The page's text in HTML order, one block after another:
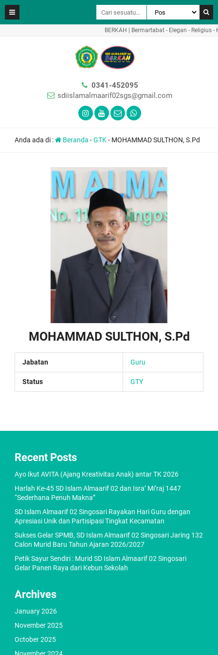
BERKAH | Bermartabat - Elegan - Religius -
0341-452095
sdiislamalmaarif02sgs@gmail.com
Anda ada di : Beranda -GTK- MOHAMMAD SULTHON, S.Pd
MOHAMMAD SULTHON, S.Pd
Jabatan Guru
Status GTY
Recent Posts
Ayo Ikut AVITA (Ajang Kreativitas Anak) antar TK 2026
Harlah Ke-45 SD Islam Almaarif 02 dan Isra’ Mi’raj 1447
“Sederhana Penuh Makna”
SD Islam Almaarif 02 Singosari Rayakan Hari Guru dengan
Apresiasi Unik dan Partisipasi Tingkat Kecamatan
Sukses Gelar SPMB, SD Islam Almaarif 02 Singosari Jaring 132
Calon Murid Baru Tahun Ajaran 2026/2027
Petik Sayur Sendiri : Murid SD Islam Almaarif 02 Singosari
Gelar Panen Raya dari Kebun Sekolah
Archives
January 2026
November 2025
October 2025